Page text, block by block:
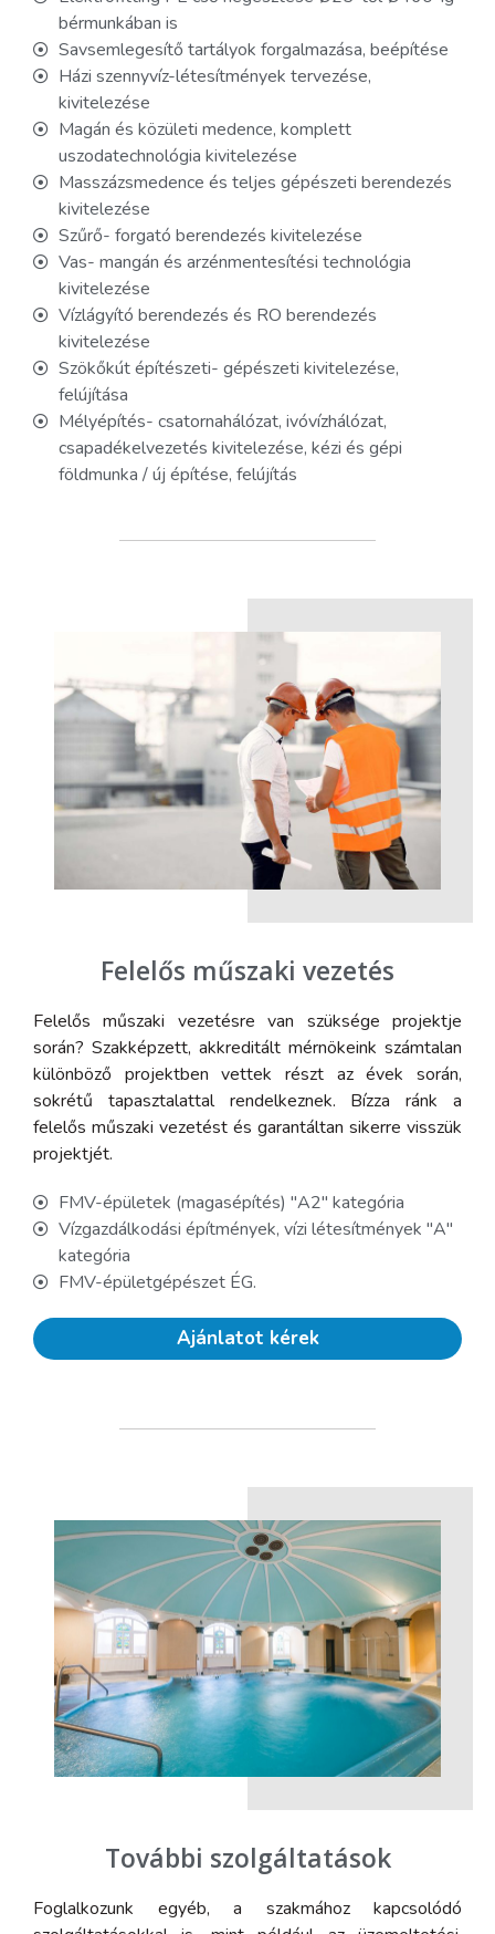
Magán és közületi medence, komplett
uszodatechnológia kivitelezése
Masszázsmedence és teljes gépészeti berendezés
kivitelezése
Szűrő- forgató berendezés kivitelezése
Vas- mangán és arzénmentesítési technológia
kivitelezése
Vízlágyító berendezés és RO berendezés
kivitelezése
Szökőkút építészeti- gépészeti kivitelezése,
felújítása
Mélyépítés- csatornahálózat, ivóvízhálózat,
csapadékelvezetés kivitelezése, kézi és gépi
földmunka / új építése, felújítás
bérmunkában is
Savsemlegesítő tartályok forgalmazása, beépítése
Házi szennyvíz-létesítmények tervezése,
kivitelezése
Felelős műszaki vezetés
Felelős műszaki vezetésre van szüksége projektje
során? Szakképzett, akkreditált mérnökeink számtalan
különböző projektben vettek részt az évek során,
sokrétű tapasztalattal rendelkeznek. Bízza ránk a
felelős műszaki vezetést és garantáltan sikerre visszük
projektjét.
FMV-épületek (magasépítés) "A2" kategória
Vízgazdálkodási építmények, vízi létesítmények "A"
kategória
FMV-épületgépészet ÉG.
Ajánlatot kérek
További szolgáltatások
Foglalkozunk egyéb, a szakmához kapcsolódó